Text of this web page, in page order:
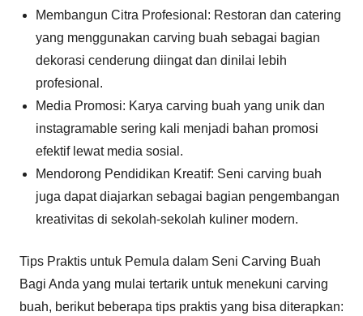
Membangun Citra Profesional: Restoran dan catering
yang menggunakan carving buah sebagai bagian
dekorasi cenderung diingat dan dinilai lebih
profesional.
Media Promosi: Karya carving buah yang unik dan
instagramable sering kali menjadi bahan promosi
efektif lewat media sosial.
Mendorong Pendidikan Kreatif: Seni carving buah
juga dapat diajarkan sebagai bagian pengembangan
kreativitas di sekolah-sekolah kuliner modern.
Tips Praktis untuk Pemula dalam Seni Carving Buah
Bagi Anda yang mulai tertarik untuk menekuni carving
buah, berikut beberapa tips praktis yang bisa diterapkan: